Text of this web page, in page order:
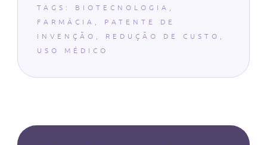
TAGS: BIOTECNOLOGIA
FARMÁCIA
PATENTE DE
INVENÇÃO
REDUÇÃO DE CUSTO
USO MÉDICO